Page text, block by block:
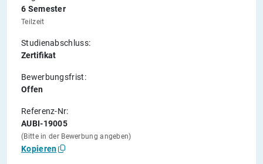
6 Semester
Teilzeit
Studienabschluss:
Zertifikat
Bewerbungsfrist:
Offen
Referenz-Nr:
AUBI-19005
(Bitte in der Bewerbung angeben)
Kopieren